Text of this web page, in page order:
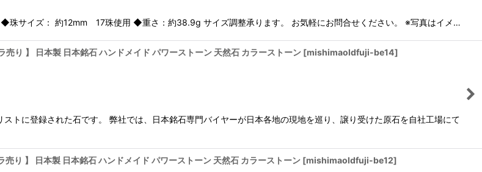
サイズ： 約12mm 17珠使用 ◆重さ：約38.9g サイズ調整承ります。 お気軽にお問合せください。 ※写真はイメ…
り 】 日本製 日本銘石 ハンドメイド パワーストーン 天然石 カラーストーン [mishimaoldfuji-be14]
トに登録された石です。 弊社では、日本銘石専門バイヤーが日本各地の現地を巡り、譲り受けた原石を自社工場にて
り 】 日本製 日本銘石 ハンドメイド パワーストーン 天然石 カラーストーン [mishimaoldfuji-be12]